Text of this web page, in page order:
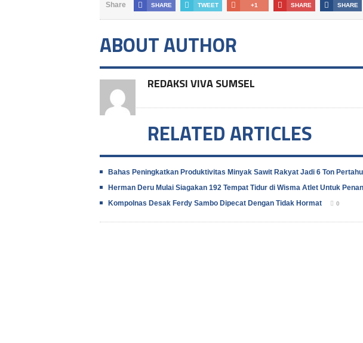
Share SHARE TWEET +1 SHARE SHARE
ABOUT AUTHOR
REDAKSI VIVA SUMSEL
RELATED ARTICLES
Bahas Peningkatkan Produktivitas Minyak Sawit Rakyat Jadi 6 Ton
Herman Deru Mulai Siagakan 192 Tempat Tidur di Wisma Atlet Untuk
Kompolnas Desak Ferdy Sambo Dipecat Dengan Tidak Hormat 0